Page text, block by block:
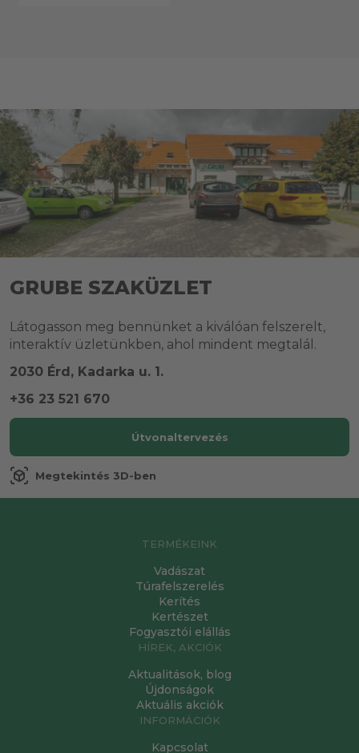
GRUBE SZAKÜZLET
Látogasson meg bennünket a kiválóan felszerelt,
interaktív üzletünkben, ahol mindent megtalál.
2030 Érd, Kadarka u. 1.
+36 23 521 670
Útvonaltervezés
view_in_ar Megtekintés 3D-ben
TERMÉKEINK
Vadászat
Túrafelszerelés
Kerítés
Kertészet
Fogyasztói elállás
HÍREK, AKCIÓK
Aktualitások, blog
Újdonságok
Aktuális akciók
INFORMÁCIÓK
Kapcsolat